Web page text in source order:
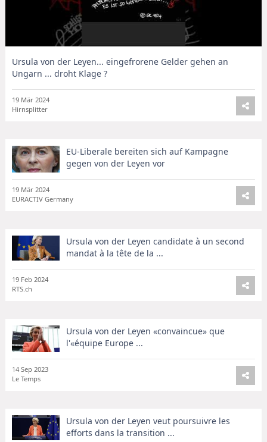
Ursula von der Leyen... eingefrorene Gelder gehen an
Ungarn ... droht Klage ?
19 Mär 2024
Hirnsplitter
EU-Liberale bereiten sich auf Kampagne
gegen von der Leyen vor
19 Mär 2024
EURACTIV Germany
Ursula von der Leyen candidate à un second
mandat à la tête de la ...
19 Feb 2024
RTS.ch
Ursula von der Leyen «convaincue» que
l'«équipe Europe ...
14 Sep 2023
Le Temps
Ursula von der Leyen veut poursuivre les
efforts dans la transition ...